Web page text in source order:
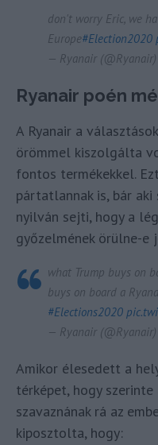
don't worry Eric, we
Europe#Election2020
— Ryanair (@Ryanair)
Ryanair poén
A Ryanair a
örömmel kiszolgálta
fontos termékekkel.
pártatlannak is, bár
nyilván sejti, hogy a
győzelmének örülne-e
what Trump buys on
buys on board a
#Elections2020
— Ryanair (@Ryanair)
Amikor élesedett a
térképet, hogy
szavaznának rá az
kiposztolta, hogy: